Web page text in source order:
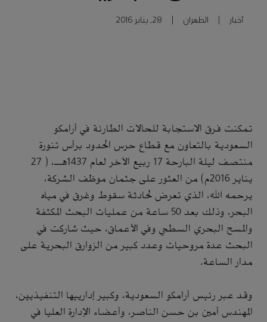
أخبار الظهران 28, يناير 2016
تمكنت فرق الاستجابة للحالات الطارئة في أرامكو
السعودية بالتعاون مع قطاع حرس الحدود برأس تنورة
منتصف ليلة البارحة 17 ربيع الآخر لعام 1437هـ، ( 27
يناير 2016م) من العثور على جثمان موظف الشركة،
يرحمه الله، الذي تعرض لحادثة سقوط وغرق في مياه
البحر، وذلك بعد 50 ساعة من عمليات البحث المكثفة
والمسح البحري السطحي وفي الأعماق، حيث شاركت في
البحث عدة مروحيات وعدد كبير من الزوارق البحرية على
مدار الساعة.
وقد عبر رئيس أرامكو السعودية، وكبير إدارييها التنفيذيين،
المهندس أمين بن حسن الناصر، وأعضاء الإدارة العليا في